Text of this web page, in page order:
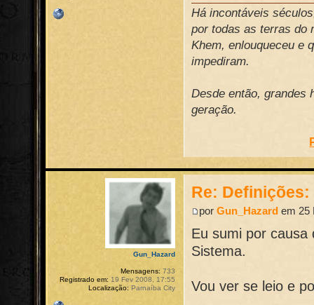
Há incontáveis
por todas as terras do
Khem, enlouqueceu e
impediram.
Desde então, grandes
geração.
Re:
porGun_Hazard em 25
Eu sumi por causa
Sistema.
Vou ver se leio e
Gun_Hazard
Mensagens: 733
Registrado em: 19 Fev 2008, 17:55
Localização: Parnaíba City